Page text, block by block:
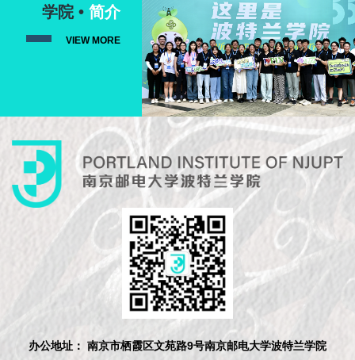
学院 •简介
VIEW MORE
办公地址： 南京市栖霞区文苑路9号南京邮电大学波特兰学院